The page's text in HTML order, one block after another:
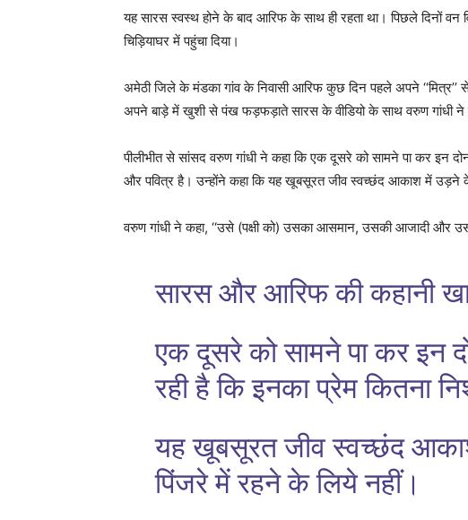
यह सारस स्वस्थ होने के बाद आरिफ के साथ ही रहता था। पिछले दिनों
चिड़ियाघर में पहुंचा दिया।
अमेठी जिले के मंडका गांव के निवासी आरिफ कुछ दिन पहले अपने
अपने बाड़े में खुशी से पंख फड़फड़ाते सारस के वीडियो के साथ वरुण गांधी
पीलीभीत से सांसद वरुण गांधी ने कहा कि एक दूसरे को सामने पा कर इन
और पवित्र है। उन्होंने कहा कि यह खूबसूरत जीव स्वच्छंद आकाश में उड़ने
वरुण गांधी ने कहा, ‘‘उसे (पक्षी को) उसका आसमान, उसकी आजादी और
सारस और आरिफ की कहानी
एक दूसरे को सामने पा कर इन
रही है कि इनका प्रेम कितना
यह खूबसूरत जीव स्वच्छंद
पिंजरे में रहने के लिये नहीं।